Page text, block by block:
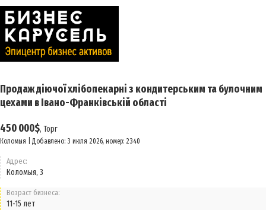
Продаж діючої хлібопекарні з кондитерським та булочним
цехами в Івано-Франківській області
450 000$, Торг
Коломыя | Добавлено: 3 июля 2026, номер: 2340
Адрес:
Коломыя, 3
Возраст бизнеса:
11-15 лет